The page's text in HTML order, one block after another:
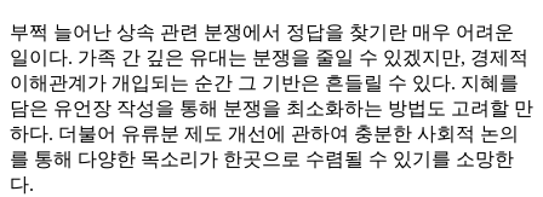
부쩍 늘어난 상속 관련 분쟁에서 정답을 찾기란 매우 어려운
일이다. 가족 간 깊은 유대는 분쟁을 줄일 수 있겠지만, 경제적
이해관계가 개입되는 순간 그 기반은 흔들릴 수 있다. 지혜를
담은 유언장 작성을 통해 분쟁을 최소화하는 방법도 고려할 만
하다. 더불어 유류분 제도 개선에 관하여 충분한 사회적 논의
를 통해 다양한 목소리가 한곳으로 수렴될 수 있기를 소망한
다.